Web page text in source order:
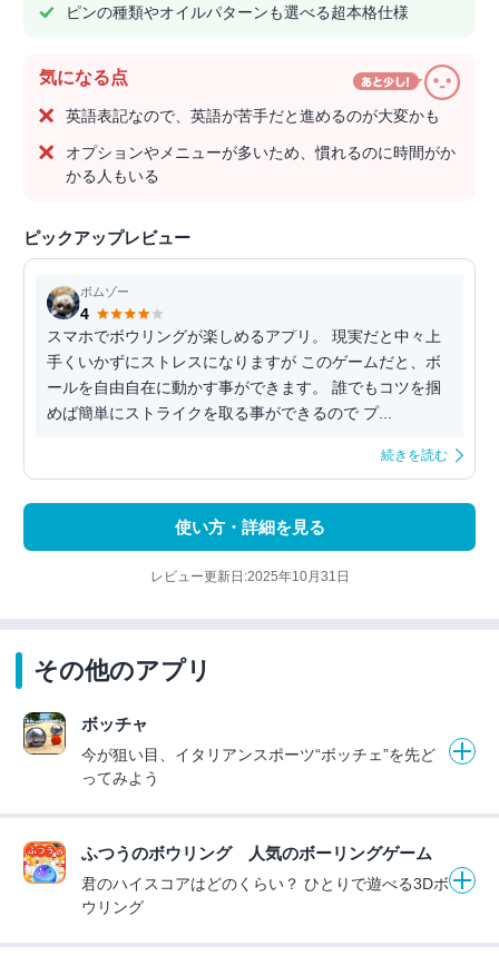
ピンの種類やオイルパターンも選べる超本格仕様
気になる点
英語表記なので、英語が苦手だと進めるのが大変かも
オプションやメニューが多いため、慣れるのに時間がか
かる人もいる
ピックアップレビュー
ボムゾー
4
スマホでボウリングが楽しめるアプリ。 現実だと中々上
手くいかずにストレスになりますが このゲームだと、ボ
ールを自由自在に動かす事ができます。 誰でもコツを掴
めば簡単にストライクを取る事ができるので プ...
続きを読む
使い方・詳細を見る
レビュー更新日:2025年10月31日
その他のアプリ
ボッチャ
今が狙い目、イタリアンスポーツ“ボッチェ”を先ど
ってみよう
ふつうのボウリング 人気のボーリングゲーム
君のハイスコアはどのくらい？ ひとりで遊べる3Dボ
ウリング